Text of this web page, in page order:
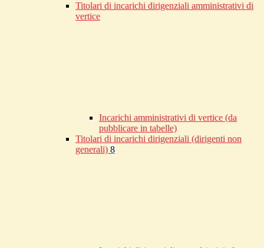
Titolari di incarichi dirigenziali amministrativi di
vertice
Incarichi amministrativi di vertice (da
pubblicare in tabelle)
Titolari di incarichi dirigenziali (dirigenti non
generali) 8